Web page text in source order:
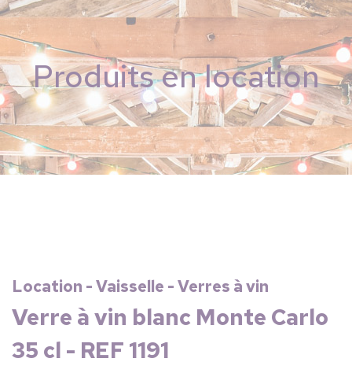
Produits en location
Location - Vaisselle - Verres à vin
Verre à vin blanc Monte Carlo
35 cl - REF 1191